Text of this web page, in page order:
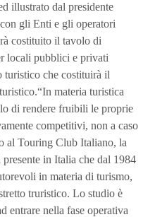
illustrato dal presidente
gli Enti e gli operatori
costituito il tavolo di
locali pubblici e privati
turistico che costituirà il
materia turistica
di rendere fruibili le proprie
competitivi, non a caso
al Touring Club Italiano, la
in Italia che dal 1984
in materia di turismo,
truristico. Lo studio è
entrare nella fase operativa